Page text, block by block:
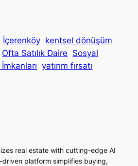
İçerenköy kentsel dönüşüm
Ofta Satılık Daire Sosyal
yatırım fırsatı
real estate with cutting-edge AI
platform simplifies buying,